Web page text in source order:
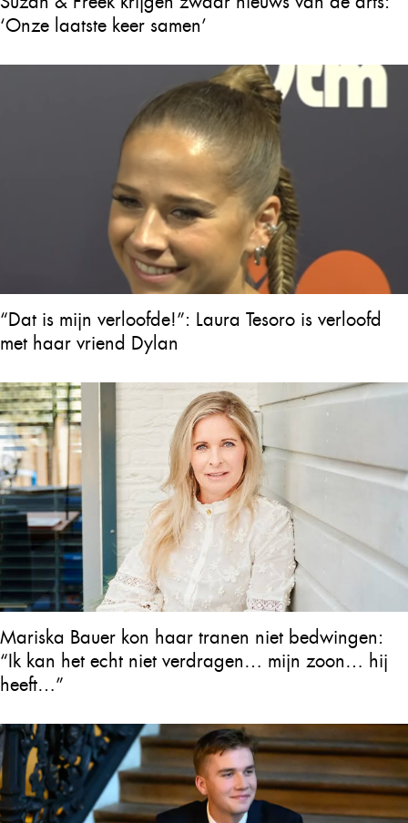
‘Onze laatste keer samen’
“Dat is mijn verloofde!”: Laura Tesoro is verloofd
met haar vriend Dylan
Mariska Bauer kon haar tranen niet bedwingen:
“Ik kan het echt niet verdragen… mijn zoon… hij
heeft…”